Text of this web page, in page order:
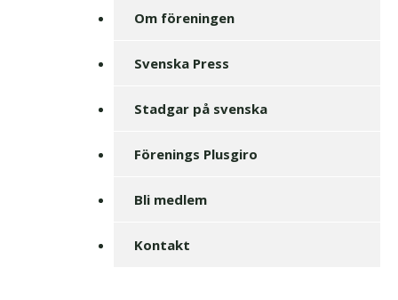
Om föreningen
Svenska Press
Stadgar på svenska
Förenings Plusgiro
Bli medlem
Kontakt